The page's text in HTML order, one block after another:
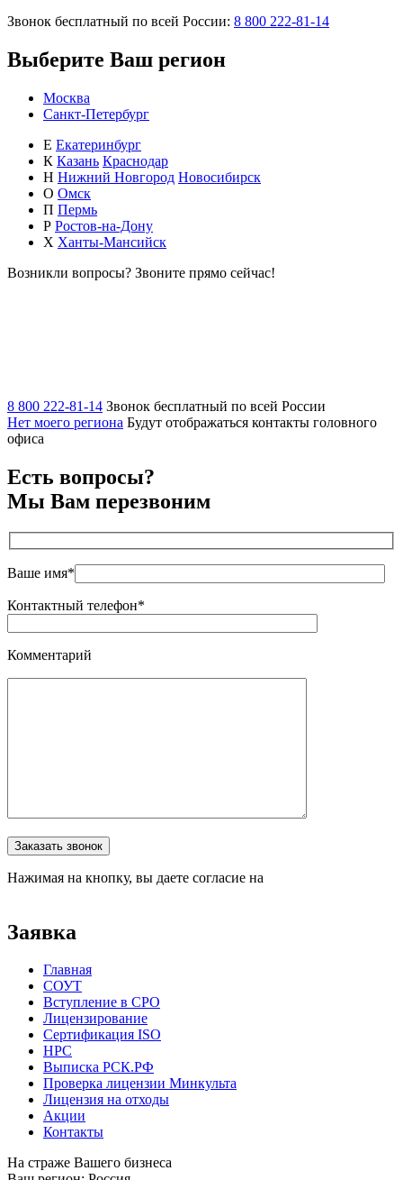
Звонок бесплатный по всей России: 8 800 222-81-14
Выберите Ваш регион
Москва
Санкт-Петербург
Е Екатеринбург
К Казань Краснодар
Н Нижний Новгород Новосибирск
О Омск
П Пермь
Р Ростов-на-Дону
Х Ханты-Мансийск
Возникли вопросы? Звоните прямо сейчас!
8 800 222-81-14 Звонок бесплатный по всей России
Нет моего региона Будут отображаться контакты головного
офиса
Есть вопросы?
Мы Вам перезвоним
Ваше имя*
Контактный телефон*
Комментарий
Оставьте это поле пустым.
Заказать звонок
Нажимая на кнопку, вы даете согласие на
Заявка
Главная
СОУТ
Вступление в СРО
Лицензирование
Сертификация ISO
НРС
Выписка РСК.РФ
Проверка лицензии Минкульта
Лицензия на отходы
Акции
Контакты
На страже Вашего бизнеса